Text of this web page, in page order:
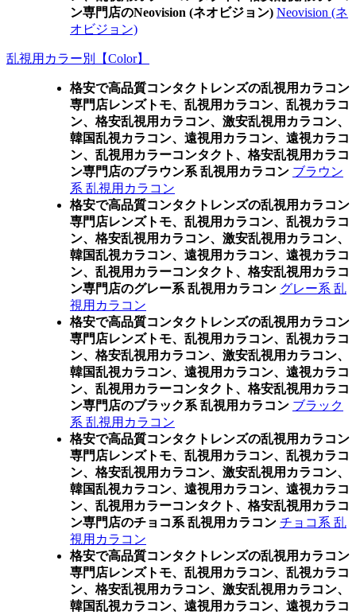
ン専門店のNeovision (ネオビジョン) Neovision (ネ
オビジョン)
乱視用カラー別【Color】
格安で高品質コンタクトレンズの乱視用カラコン
専門店レンズトモ、乱視用カラコン、乱視カラコ
ン、格安乱視用カラコン、激安乱視用カラコン、
韓国乱視カラコン、遠視用カラコン、遠視カラコ
ン、乱視用カラーコンタクト、格安乱視用カラコ
ン専門店のブラウン系 乱視用カラコン ブラウン
系 乱視用カラコン
格安で高品質コンタクトレンズの乱視用カラコン
専門店レンズトモ、乱視用カラコン、乱視カラコ
ン、格安乱視用カラコン、激安乱視用カラコン、
韓国乱視カラコン、遠視用カラコン、遠視カラコ
ン、乱視用カラーコンタクト、格安乱視用カラコ
ン専門店のグレー系 乱視用カラコン グレー系 乱
視用カラコン
格安で高品質コンタクトレンズの乱視用カラコン
専門店レンズトモ、乱視用カラコン、乱視カラコ
ン、格安乱視用カラコン、激安乱視用カラコン、
韓国乱視カラコン、遠視用カラコン、遠視カラコ
ン、乱視用カラーコンタクト、格安乱視用カラコ
ン専門店のブラック系 乱視用カラコン ブラック
系 乱視用カラコン
格安で高品質コンタクトレンズの乱視用カラコン
専門店レンズトモ、乱視用カラコン、乱視カラコ
ン、格安乱視用カラコン、激安乱視用カラコン、
韓国乱視カラコン、遠視用カラコン、遠視カラコ
ン、乱視用カラーコンタクト、格安乱視用カラコ
ン専門店のチョコ系 乱視用カラコン チョコ系 乱
視用カラコン
格安で高品質コンタクトレンズの乱視用カラコン
専門店レンズトモ、乱視用カラコン、乱視カラコ
ン、格安乱視用カラコン、激安乱視用カラコン、
韓国乱視カラコン、遠視用カラコン、遠視カラコ